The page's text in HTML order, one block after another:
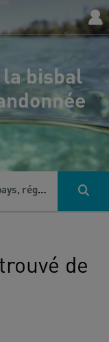
bisbal
Rechercher une destination (continent, pays, région...), une activité...
de